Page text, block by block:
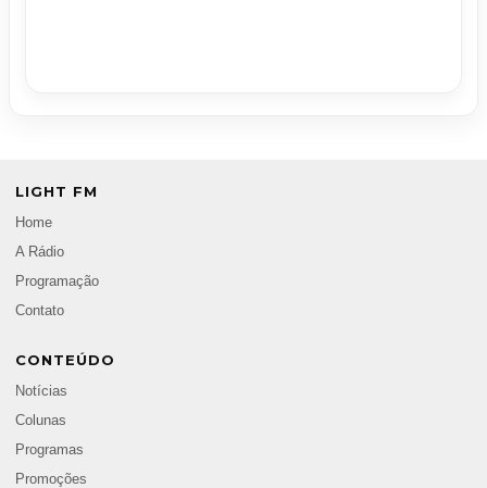
LIGHT FM
Home
A Rádio
Programação
Contato
CONTEÚDO
Notícias
Colunas
Programas
Promoções